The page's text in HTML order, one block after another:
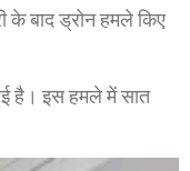
के बाद ड्रोन हमले किए
हुई है। इस हमले में सात